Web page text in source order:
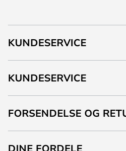
KUNDESERVICE
KUNDESERVICE
FORSENDELSE OG
DINE FORDELE